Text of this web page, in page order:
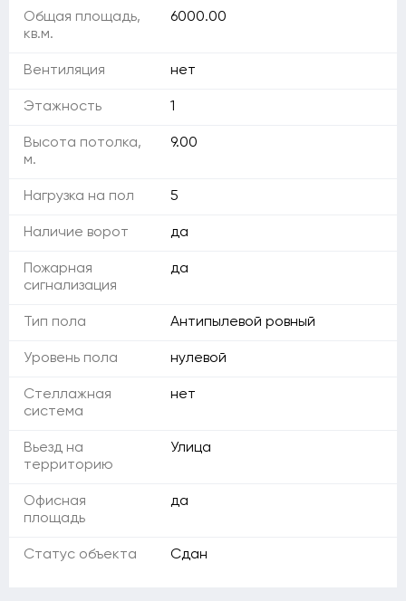
Общая площадь,
кв.м.
6000.00
Вентиляция нет
Этажность 1
Высота потолка,
м.
9.00
Нагрузка на пол 5
Наличие ворот да
Пожарная
сигнализация
да
Тип пола Антипылевой ровный
Уровень пола нулевой
Стеллажная
система
нет
Вьезд на
территорию
Улица
Офисная
площадь
да
Статус объекта Сдан